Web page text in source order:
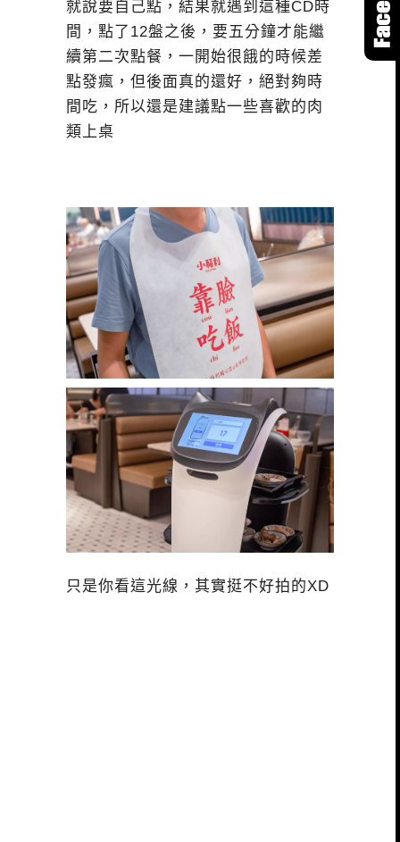
就說要自己點，結果就遇到這種CD時
間，點了12盤之後，要五分鐘才能繼
續第二次點餐，一開始很餓的時候差
點發瘋，但後面真的還好，絕對夠時
間吃，所以還是建議點一些喜歡的肉
類上桌
只是你看這光線，其實挺不好拍的XD